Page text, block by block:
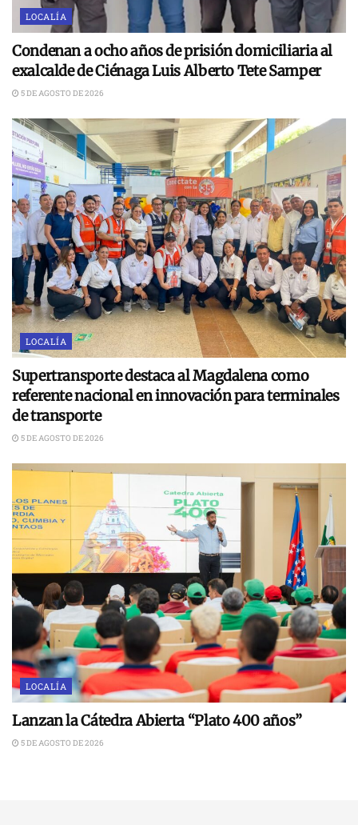
LOCALÍA
Condenan a ocho años de prisión domiciliaria al
exalcalde de Ciénaga Luis Alberto Tete Samper
5 DE AGOSTO DE 2026
LOCALÍA
Supertransporte destaca al Magdalena como
referente nacional en innovación para terminales
de transporte
5 DE AGOSTO DE 2026
LOCALÍA
Lanzan la Cátedra Abierta “Plato 400 años”
5 DE AGOSTO DE 2026